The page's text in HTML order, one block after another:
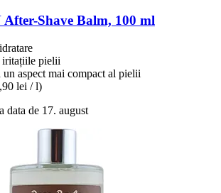
​Shave Balm, 100 ml
iritațiile pielii
un aspect mai compact al pielii
lei / l)
data de 17. august